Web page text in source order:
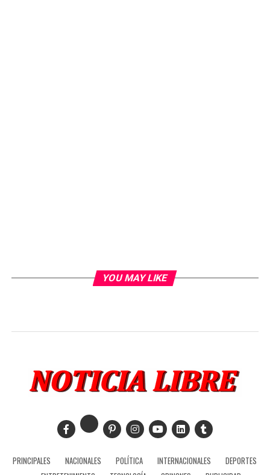
YOU MAY LIKE
PRINCIPALES NACIONALES POLÍTICA INTERNACIONALES
DEPORTES